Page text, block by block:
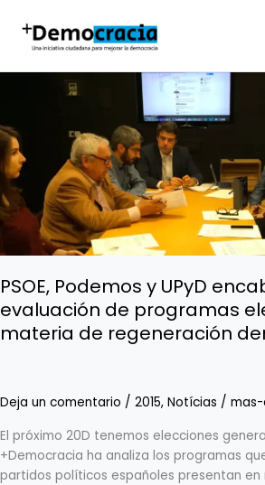
contenido
PSOE, Podemos y UPyD
evaluación de programas
materia de regeneración
Deja un comentario / 2015, Notícias /
El próximo 20D tenemos elecciones
+Democracia ha analiza los programas
partidos políticos españoles presentan en
y
UPyD
encabezan
la
evaluación
de
programas
electorales
en
materia
de
regeneración